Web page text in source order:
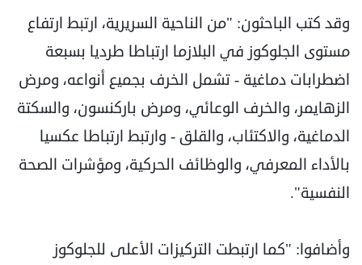
وقد كتب الباحثون: "من الناحية السريرية، ارتبط ارتفاع
مستوى الجلوكوز في البلازما ارتباطا طرديا بسبعة
اضطرابات دماغية - تشمل الخرف بجميع أنواعه، ومرض
الزهايمر، والخرف الوعائي، ومرض باركنسون، والسكتة
الدماغية، والاكتئاب، والقلق - وارتبط ارتباطا عكسيا
بالأداء المعرفي، والوظائف الحركية، ومؤشرات الصحة
النفسية".
وأضافوا: "كما ارتبطت التركيزات الأعلى للجلوكوز